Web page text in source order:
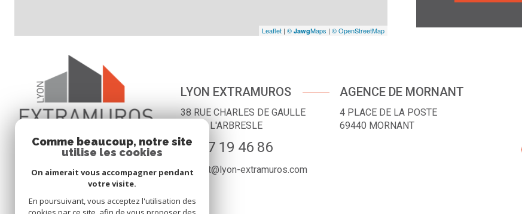
Leaflet | © JawgMaps | © OpenStreetMap
LYON EXTRAMUROS
38 RUE CHARLES DE GAULLE
69210L'ARBRESLE
04 27 19 46 86
contact@lyon-extramuros.com
AGENCE DE MORNANT
4 PLACE DE LA POSTE
69440 MORNANT
Comme beaucoup, notre site
utilise les cookies
On aimerait vous accompagner pendant
votre visite.
En poursuivant, vous acceptez l'utilisation des